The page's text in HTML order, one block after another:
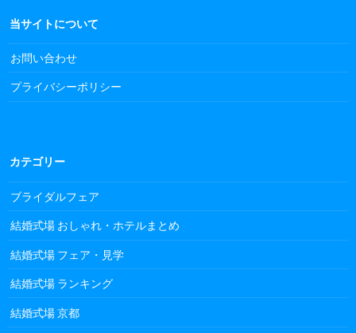
当サイトについて
お問い合わせ
プライバシーポリシー
カテゴリー
ブライダルフェア
結婚式場 おしゃれ・ホテルまとめ
結婚式場 フェア・見学
結婚式場 ランキング
結婚式場 京都